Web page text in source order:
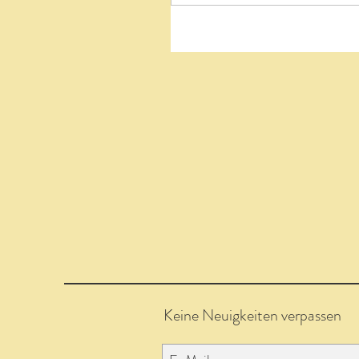
Keine Neuigkeiten verpassen